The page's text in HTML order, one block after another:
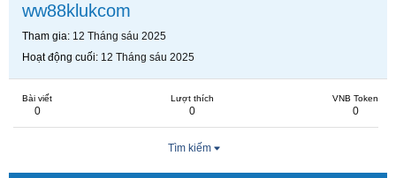
ww88klukcom
Tham gia 12 Tháng sáu 2025
Hoạt động cuối 12 Tháng sáu 2025
Bài viết
0
Lượt thích
0
VNB Token
0
Tìm kiếm